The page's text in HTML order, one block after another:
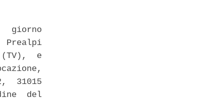
giorno
Prealpi
(TV),  e
31015
del